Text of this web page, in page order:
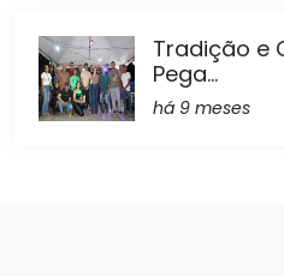
Tradição e
Pega...
há 9 meses